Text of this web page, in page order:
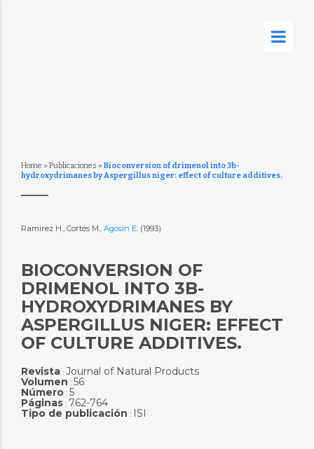
Home » Publicaciones » Bioconversion of drimenol into 3b-
hydroxydrimanes by Aspergillus niger: effect of culture additives.
Ramirez H., Cortés M., Agosín E. (1993)
BIOCONVERSION OF
DRIMENOL INTO 3B-
HYDROXYDRIMANES BY
ASPERGILLUS NIGER: EFFECT
OF CULTURE ADDITIVES.
Revista: Journal of Natural Products
Volumen : 56
Número: 5
Páginas: 762-764
Tipo de publicación : ISI